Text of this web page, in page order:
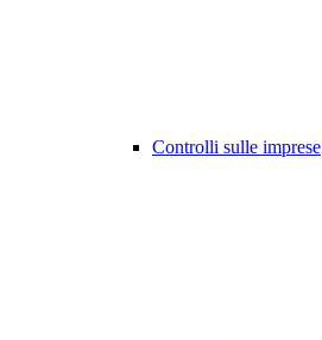
Controlli sulle imprese